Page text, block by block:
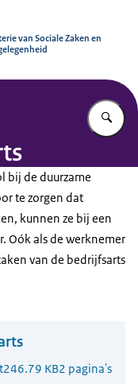
van Sociale Zaken en
bij de duurzame
te zorgen dat
kunnen ze bij een
Oók als de werknemer
van de bedrijfsarts
246.79 KB2 pagina's